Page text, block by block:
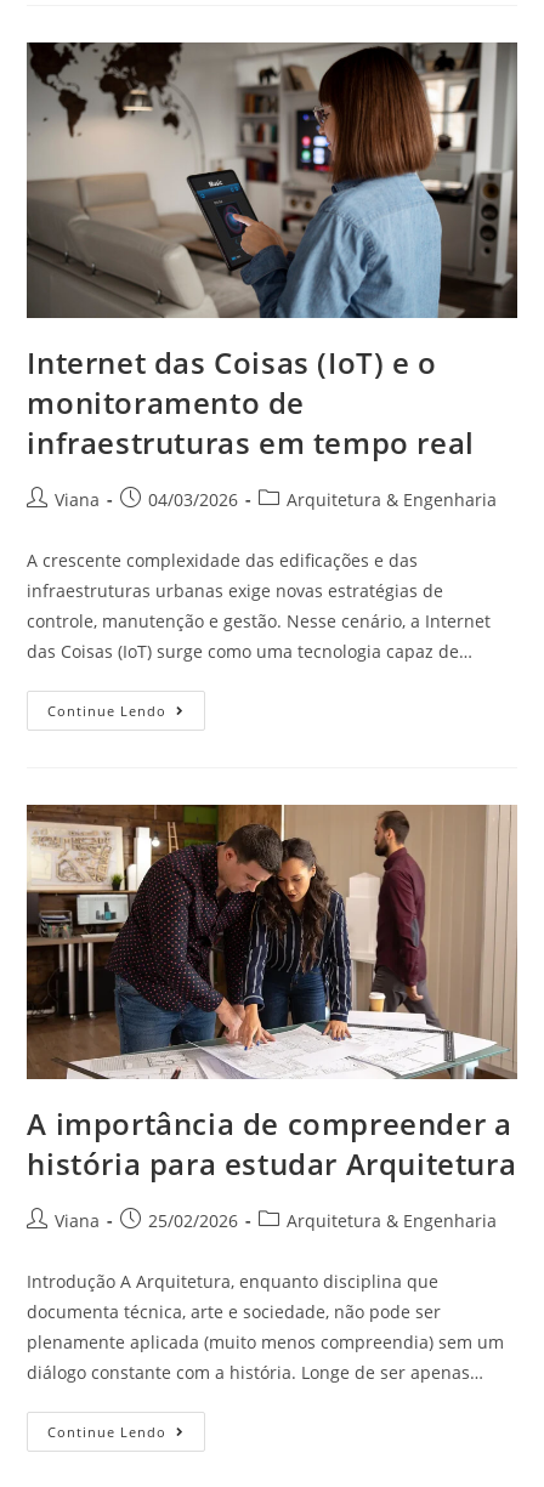
Internet das Coisas (IoT) e o
monitoramento de
infraestruturas em tempo real
Viana 04/03/2026 Arquitetura & Engenharia
A crescente complexidade das edificações e das
infraestruturas urbanas exige novas estratégias de
controle, manutenção e gestão. Nesse cenário, a Internet
das Coisas (IoT) surge como uma tecnologia capaz de…
Continue Lendo
A importância de compreender a
história para estudar Arquitetura
Viana 25/02/2026 Arquitetura & Engenharia
Introdução A Arquitetura, enquanto disciplina que
documenta técnica, arte e sociedade, não pode ser
plenamente aplicada (muito menos compreendia) sem um
diálogo constante com a história. Longe de ser apenas…
Continue Lendo